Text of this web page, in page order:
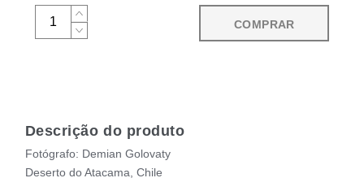
COMPRAR
Descrição do produto
Fotógrafo: Demian Golovaty
Deserto do Atacama, Chile